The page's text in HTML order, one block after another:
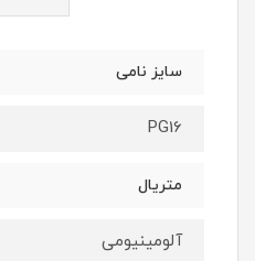
سایز نامی
PG16
متریال
آلومینیومی